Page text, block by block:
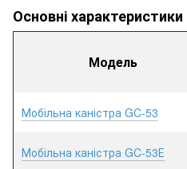
Основні характеристики
Модель
Мобільна каністра GC-53
Мобільна каністра GC-53Е